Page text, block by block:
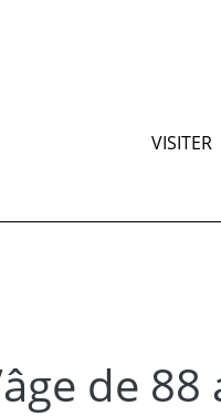
VISITER
de 88